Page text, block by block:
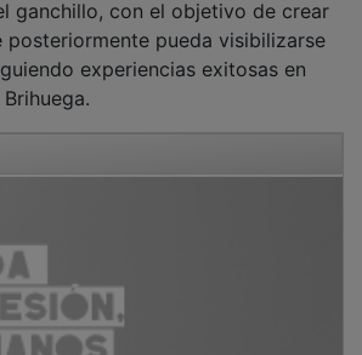
posteriormente pueda visibilizarse
experiencias exitosas en